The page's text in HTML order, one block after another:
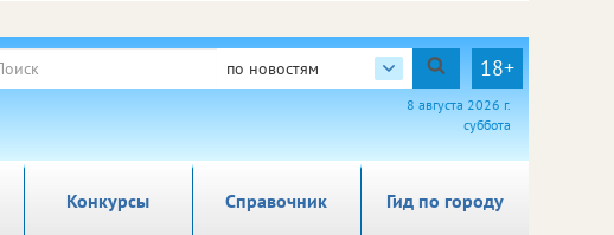
по новостям 18+
8 августа 2026 г.
суббота
Справочник Гид по городу
Конкурсы